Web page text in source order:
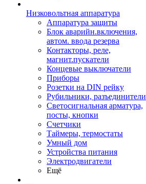
Низковольтная аппаратура
Аппаратура защиты
Блок аварийн.включения,
автом. ввода резерва
Контакторы, реле,
магнит.пускатели
Концевые выключатели
Приборы
Розетки на DIN рейку
Рубильники, разъединители
Светосигнальная арматура,
посты, кнопки
Счетчики
Таймеры, термостаты
Умный дом
Устройства питания
Электродвигатели
Ещё